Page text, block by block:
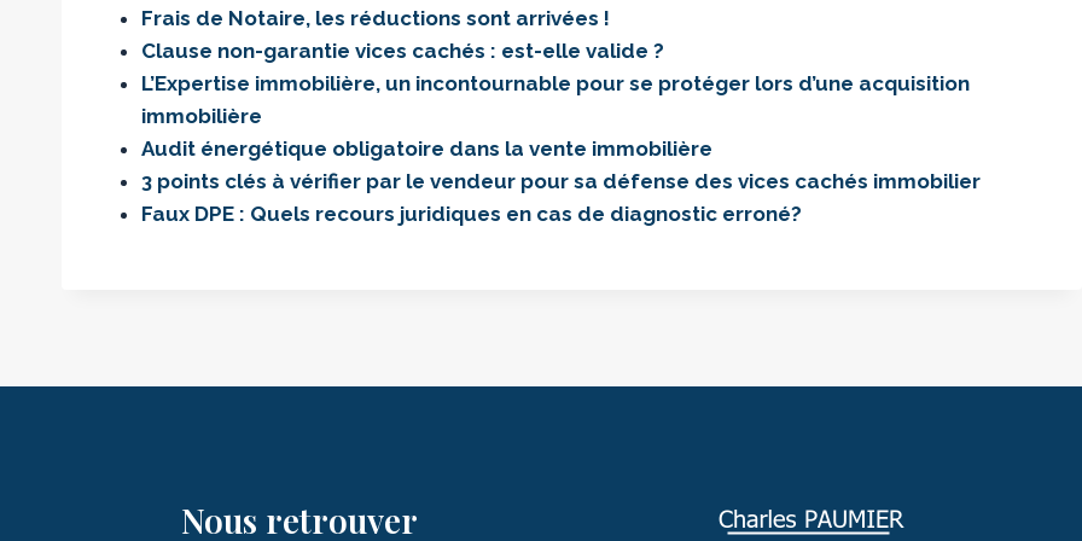
Frais de Notaire, les réductions sont arrivées !
Clause non-garantie vices cachés : est-elle valide ?
L’Expertise immobilière, un incontournable pour se protéger lors d’une acquisition
immobilière
Audit énergétique obligatoire dans la vente immobilière
3 points clés à vérifier par le vendeur pour sa défense des vices cachés immobilier
Faux DPE : Quels recours juridiques en cas de diagnostic erroné?
Nous retrouver